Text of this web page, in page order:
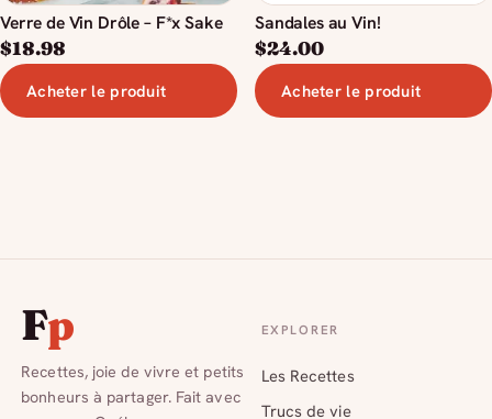
Verre de Vin Drôle – F*x Sake
$18.98
Acheter le produit
Sandales au Vin!
$24.00
Acheter le produit
Fp
Recettes, joie de vivre et petits
bonheurs à partager. Fait avec
EXPLORER
Les Recettes
Trucs de vie